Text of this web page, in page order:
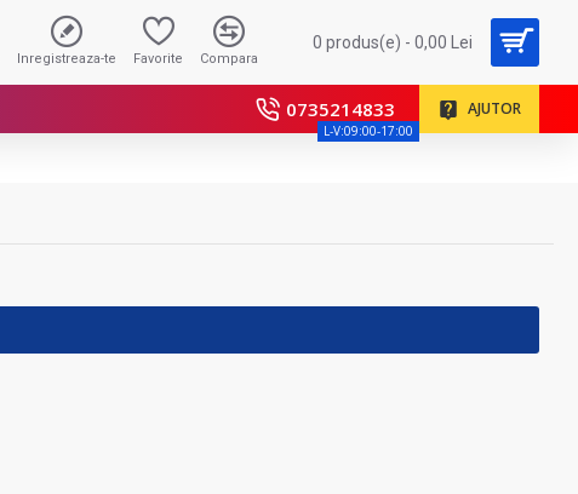
Inregistreaza-te Favorite Compara
0 produs(e) - 0,00 Lei
0735214833
L-V:09:00-17:00
AJUTOR